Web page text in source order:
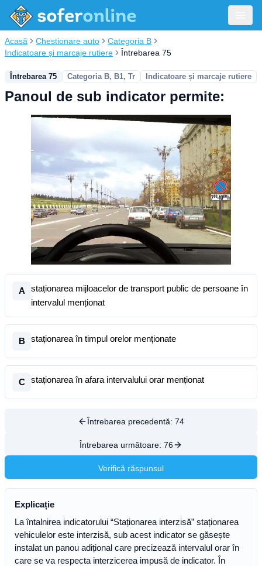
Acasă Chestionare auto
Categoria B
Indicatoare și marcaje rutiere
Întrebarea 75
Întrebarea 75 Categoria B, B1, Tr Indicatoare și marcaje rutiere
Panoul de sub indicator permite:
A
staționarea mijloacelor de transport public de persoane în
intervalul menționat
B staționarea în timpul orelor menționate
C staționarea în afara intervalului orar menționat
Întrebarea precedentă: 74
Întrebarea următoare: 76
Verifică răspunsul
Explicație
La întalnirea indicatorului “Staționarea interzisă” staționarea
vehiculelor este interzisă, sub acest indicator se găsește
instalat un panou adițional care precizează intervalul orar în
care se va respecta interzicerea impusă de indicator. În